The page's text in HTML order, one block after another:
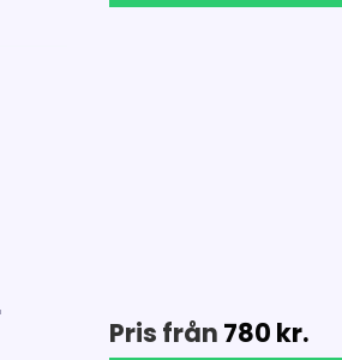
Pris från 780 kr.